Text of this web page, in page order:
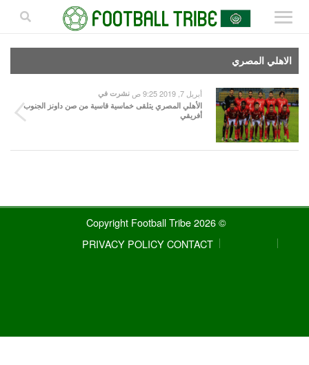
الاهلي المصري
نشرت في أبريل 7, 2019 9:25 ص
الأهلي المصري يتلقى خماسية قاسية من صن داونز الجنوب
أفريقي
© 2026 Copyright Football Tribe
CONTACT
PRIVACY POLICY